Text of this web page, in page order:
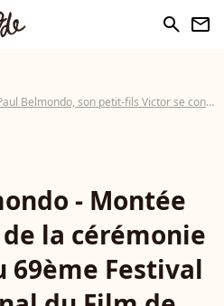
search newsletter
Belmondo, son petit-fils Victor se confie : "Je voyais qu'il était fier"
- Montée
la cérémonie
69ème Festival